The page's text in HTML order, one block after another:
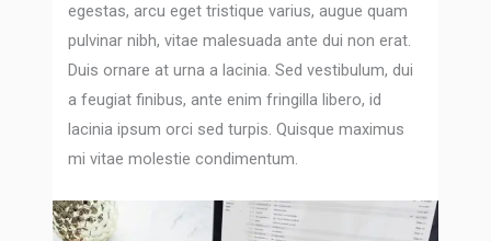
egestas, arcu eget tristique varius, augue quam
pulvinar nibh, vitae malesuada ante dui non erat.
Duis ornare at urna a lacinia. Sed vestibulum, dui
a feugiat finibus, ante enim fringilla libero, id
lacinia ipsum orci sed turpis. Quisque maximus
mi vitae molestie condimentum.